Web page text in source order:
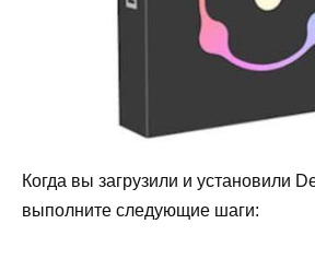
Когда вы загрузили и установили
выполните следующие шаги: